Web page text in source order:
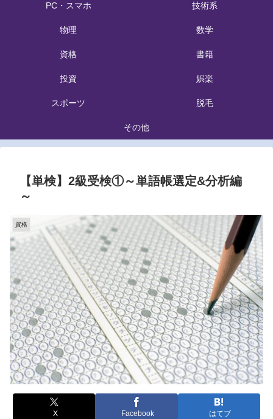
PC・スマホ 技術系
物理 数学
資格 書籍
投資 娯楽
スポーツ 脱毛
その他
【単検】2級受検①～単語帳選定&分析編
～
資格
X Facebook はてブ